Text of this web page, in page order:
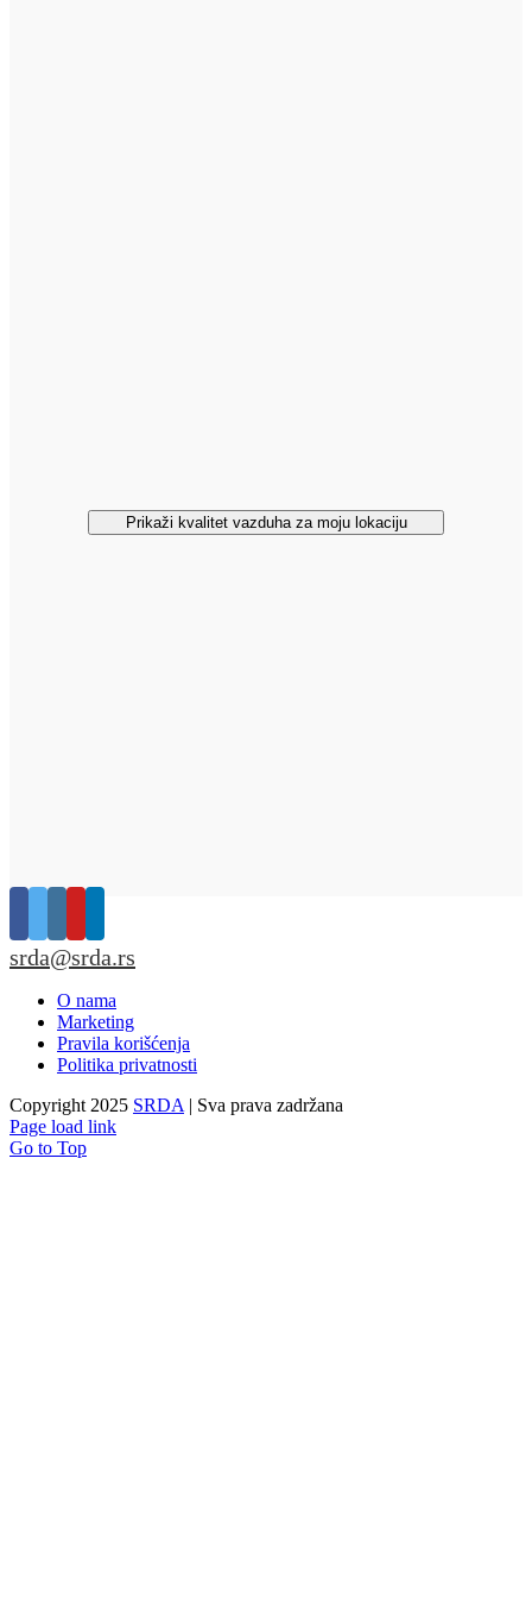
Prikaži kvalitet vazduha za moju lokaciju
srda@srda.rs
O nama
Marketing
Pravila korišćenja
Politika privatnosti
Copyright 2025 SRDA | Sva prava zadržana
Page load link
Go to Top